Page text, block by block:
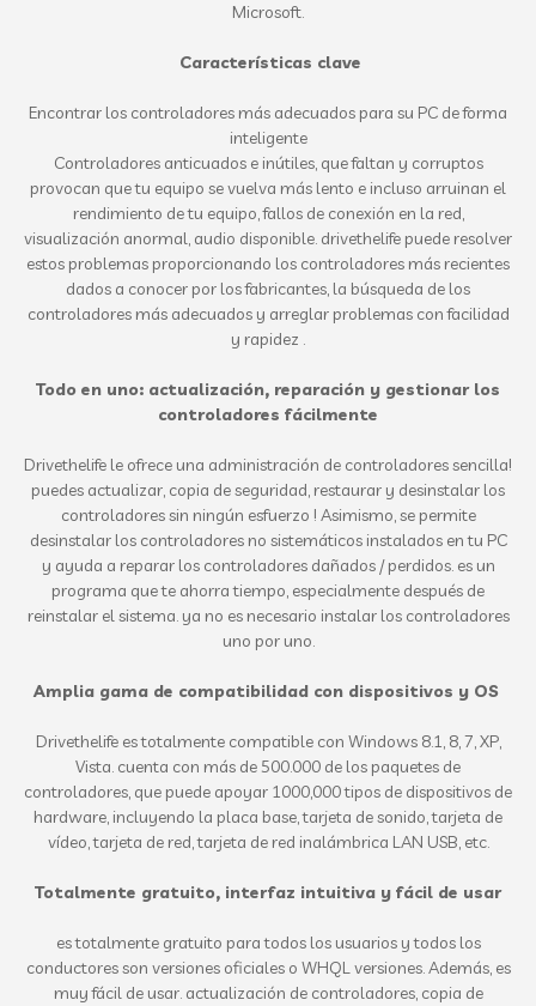
Microsoft.
Características clave
Encontrar los controladores más adecuados para su PC de forma
inteligente
Controladores anticuados e inútiles, que faltan y corruptos
provocan que tu equipo se vuelva más lento e incluso arruinan el
rendimiento de tu equipo, fallos de conexión en la red,
visualización anormal, audio disponible. drivethelife puede resolver
estos problemas proporcionando los controladores más recientes
dados a conocer por los fabricantes, la búsqueda de los
controladores más adecuados y arreglar problemas con facilidad
y rapidez .
Todo en uno: actualización, reparación y gestionar los
controladores fácilmente
Drivethelife le ofrece una administración de controladores sencilla!
puedes actualizar, copia de seguridad, restaurar y desinstalar los
controladores sin ningún esfuerzo ! Asimismo, se permite
desinstalar los controladores no sistemáticos instalados en tu PC
y ayuda a reparar los controladores dañados / perdidos. es un
programa que te ahorra tiempo, especialmente después de
reinstalar el sistema. ya no es necesario instalar los controladores
uno por uno.
Amplia gama de compatibilidad con dispositivos y OS
Drivethelife es totalmente compatible con Windows 8.1, 8, 7, XP,
Vista. cuenta con más de 500.000 de los paquetes de
controladores, que puede apoyar 1000,000 tipos de dispositivos de
hardware, incluyendo la placa base, tarjeta de sonido, tarjeta de
vídeo, tarjeta de red, tarjeta de red inalámbrica LAN USB, etc.
Totalmente gratuito, interfaz intuitiva y fácil de usar
es totalmente gratuito para todos los usuarios y todos los
conductores son versiones oficiales o WHQL versiones. Además, es
muy fácil de usar. actualización de controladores, copia de